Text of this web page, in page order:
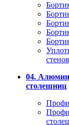
04.
столешниц